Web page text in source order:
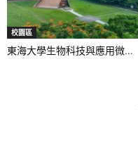
校園區
東海大學生物科技與應用微...